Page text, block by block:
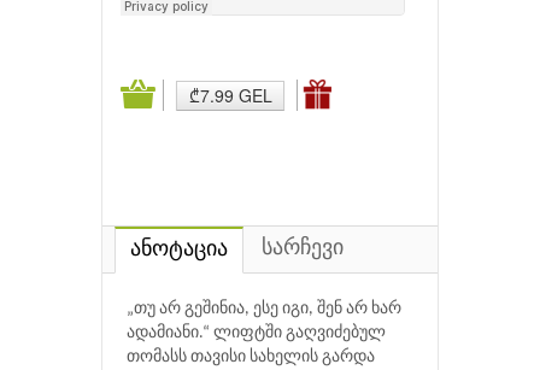
₾7.99 GEL
ანოტაცია სარჩევი
„თუ არ გეშინია, ესე იგი, შენ არ ხარ
ადამიანი.“ ლიფტში გაღვიძებულ
თომასს თავისი სახელის გარდა